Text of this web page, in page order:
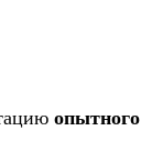
опытного